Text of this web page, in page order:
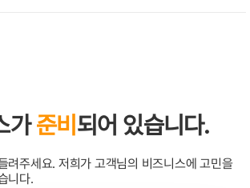
가준비 되어 있습니다.
려주세요. 저희가 고객님의 비즈니스에 고민을
니다.